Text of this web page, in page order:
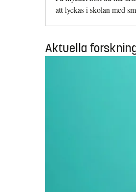
att lyckas i skolan med
Aktuella